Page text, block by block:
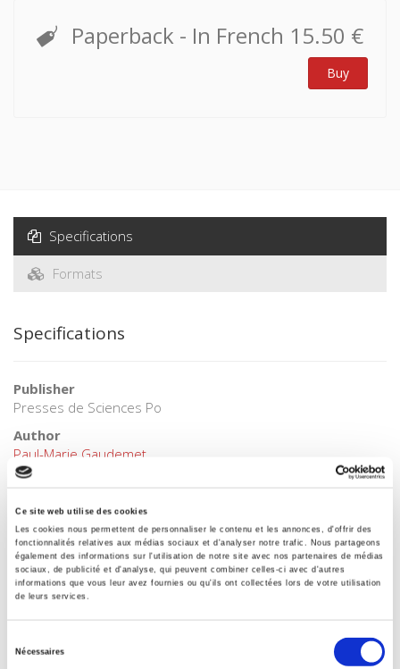
Ce site web utilise des cookies
Les cookies nous permettent de personnaliser le contenu et les annonces, d'offrir des
fonctionnalités relatives aux médias sociaux et d'analyser notre trafic. Nous partageons
également des informations sur l'utilisation de notre site avec nos partenaires de médias
sociaux, de publicité et d'analyse, qui peuvent combiner celles-ci avec d'autres
informations que vous leur avez fournies ou qu'ils ont collectées lors de votre utilisation
de leurs services.
Nécessaires
Paperback - In French 15.50 €
Buy
Specifications
Formats
Specifications
Publisher
Presses de Sciences Po
Author
Paul-Marie Gaudemet
Collection
Language
French
Tags
Publisher Category
>Europe>European Countries
Publisher Category